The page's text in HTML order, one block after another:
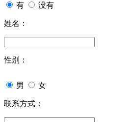
有 没有
姓名：
性别：
男 女
联系方式：